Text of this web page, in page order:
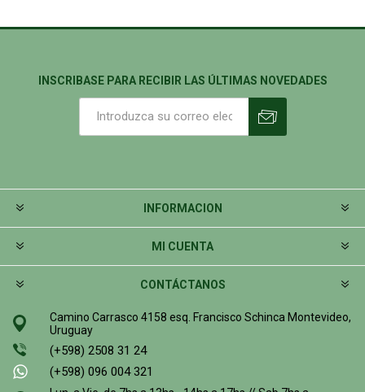
INSCRIBASE PARA RECIBIR LAS ÚLTIMAS NOVEDADES
INFORMACION
MI CUENTA
CONTÁCTANOS
Camino Carrasco 4158 esq. Francisco Schinca Montevideo,
Uruguay
(+598) 2508 31 24
(+598) 096 004 321